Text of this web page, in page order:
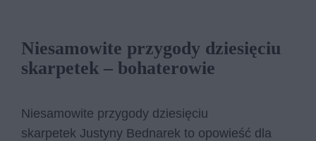
Niesamowite przygody dziesięciu
skarpetek – bohaterowie
Niesamowite przygody dziesięciu
skarpetek Justyny Bednarek to opowieść dla